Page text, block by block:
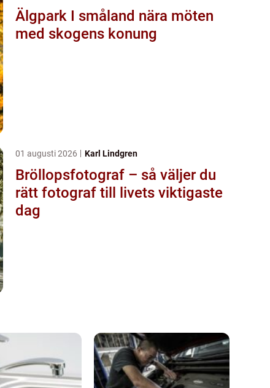
Älgpark I småland nära möten
med skogens konung
01 augusti 2026 Karl Lindgren
Bröllopsfotograf – så väljer du
rätt fotograf till livets viktigaste
dag